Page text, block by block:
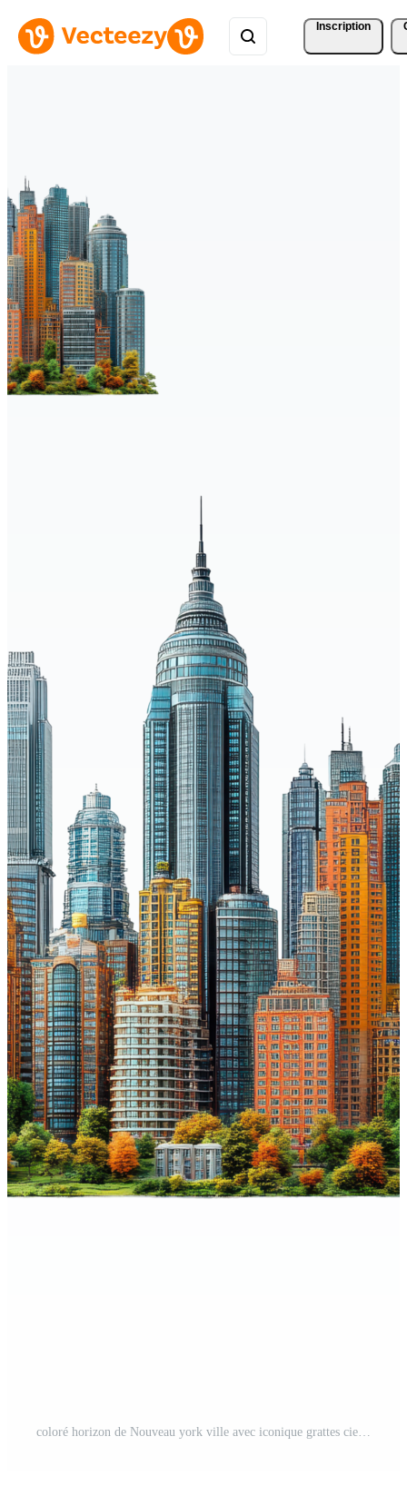
Inscription
coloré horizon de Nouveau york ville avec iconique grattes ciels et vert les espaces dans une vibrant Urbain paysage isolé sur transparent Contexte PNG Gratuit